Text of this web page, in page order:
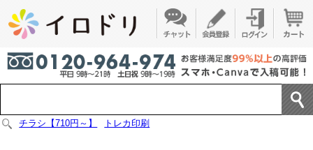
チラシ【710円～】 トレカ印刷